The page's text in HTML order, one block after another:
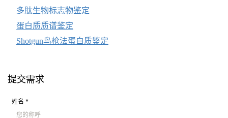
多肽生物标志物鉴定
蛋白质质谱鉴定
Shotgun鸟枪法蛋白质鉴定
提交需求
姓名 *